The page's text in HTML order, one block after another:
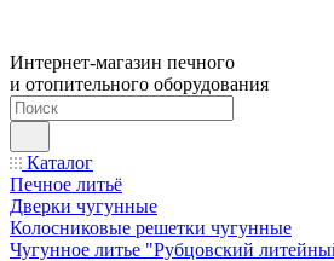
Интернет-магазин печного
и отопительного оборудования
Каталог
Печное литьё
Дверки чугунные
Колосниковые решетки чугунные
Чугунное литье "Рубцовский